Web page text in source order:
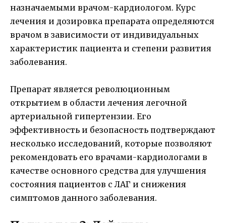
назначаемыми врачом-кардиологом. Курс
лечения и дозировка препарата определяются
врачом в зависимости от индивидуальных
характеристик пациента и степени развития
заболевания.
Препарат является революционным
открытием в области лечения легочной
артериальной гипертензии. Его
эффективность и безопасность подтверждают
несколько исследований, которые позволяют
рекомендовать его врачами-кардиологами в
качестве основного средства для улучшения
состояния пациентов с ЛАГ и снижения
симптомов данного заболевания.